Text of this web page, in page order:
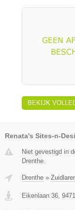
BEKIJK
Renata's Sites-n-
Niet gevestigd in
Drenthe.
Drenthe »
Eikenlaan 36,